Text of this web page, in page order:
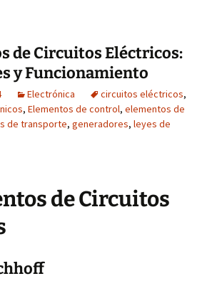
de Circuitos Eléctricos:
y Funcionamiento
Electrónica circuitos eléctricos,
, Elementos de control, elementos de
de transporte, generadores, leyes de
de Circuitos